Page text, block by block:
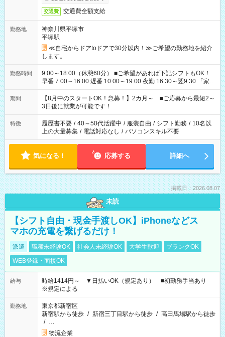
交通費 交通費全額支給
勤務地
神奈川県平塚市
平塚駅
≪自宅からドアtoドアで30分以内！≫ご希望の勤務地を紹介
します。
勤務時間
9:00～18:00（休憩60分） ■ご希望があれば下記シフトもOK！
早番 7:00～16:00 遅番 10:00～19:00 夜勤 16:30～翌9:30 「家族
と休みを合わせたい」 「余裕を持って夕飯の準備がしたい」
「できれば残業はしたくない」 など、ご希望を教えてください
ね。 ※Wワーク希望の方へ 今ご覧のお仕事で希望する勤務時間
と、もう1つのお仕事の勤務時間。 合計で週40時間を超える場
合は応募できません。
期間
【8月中のスタートOK！急募！】2カ月～ ■ご応募から最短2～
3日後に就業が可能です！
特徴 履歴書不要 / 40～50代活躍中 / 服装自由 / シフト勤務 / 10名以
上の大量募集 / 電話対応なし / パソコンスキル不要
気になる！ 応募する 詳細へ
掲載日：2026.08.07
未読
【シフト自由・現金手渡しOK】iPhoneなどス
マホの充電を繋げるだけ！
派遣 職種未経験OK 社会人未経験OK 大学生歓迎
ブランクOK
WEB登録・面接OK
給与
時給1414円～ ▼日払いOK（規定あり） ■初勤務手当あり
※規定による
勤務地
東京都新宿区
新宿駅から徒歩 / 新宿三丁目駅から徒歩 / 高田馬場駅から徒歩
/ …
物流企業